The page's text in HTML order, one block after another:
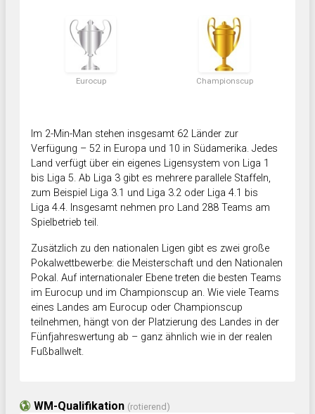
Eurocup Championscup
Im 2-Min-Man stehen insgesamt 62 Länder zur
Verfügung – 52 in Europa und 10 in Südamerika. Jedes
Land verfügt über ein eigenes Ligensystem von Liga 1
bis Liga 5. Ab Liga 3 gibt es mehrere parallele Staffeln,
zum Beispiel Liga 3.1 und Liga 3.2 oder Liga 4.1 bis
Liga 4.4. Insgesamt nehmen pro Land 288 Teams am
Spielbetrieb teil.
Zusätzlich zu den nationalen Ligen gibt es zwei große
Pokalwettbewerbe: die Meisterschaft und den Nationalen
Pokal. Auf internationaler Ebene treten die besten Teams
im Eurocup und im Championscup an. Wie viele Teams
eines Landes am Eurocup oder Championscup
teilnehmen, hängt von der Platzierung des Landes in der
Fünfjahreswertung ab – ganz ähnlich wie in der realen
Fußballwelt.
WM-Qualifikation (rotierend)